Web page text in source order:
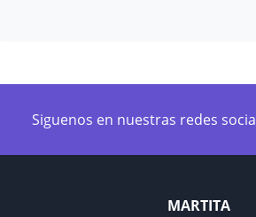
Siguenos en nuestras redes
MARTITA